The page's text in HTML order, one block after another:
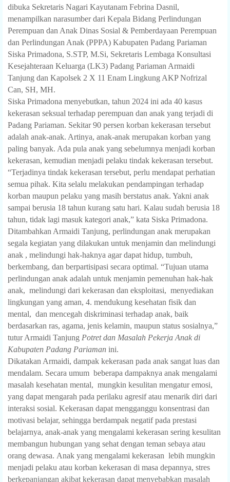
dibuka Sekretaris Nagari Kayutanam Febrina Dasnil,
menampilkan narasumber dari Kepala Bidang Perlindungan
Perempuan dan Anak Dinas Sosial & Pemberdayaan Perempuan
dan Perlindungan Anak (PPPA) Kabupaten Padang Pariaman
Siska Primadona, S.STP, M.Si, Sekretaris Lembaga Konsultasi
Kesejahteraan Keluarga (LK3) Padang Pariaman Armaidi
Tanjung dan Kapolsek 2 X 11 Enam Lingkung AKP Nofrizal
Can, SH, MH.
Siska Primadona menyebutkan, tahun 2024 ini ada 40 kasus
kekerasan seksual terhadap perempuan dan anak yang terjadi di
Padang Pariaman. Sekitar 90 persen korban kekerasan tersebut
adalah anak-anak. Artinya, anak-anak merupakan korban yang
paling banyak. Ada pula anak yang sebelumnya menjadi korban
kekerasan, kemudian menjadi pelaku tindak kekerasan tersebut.
“Terjadinya tindak kekerasan tersebut, perlu mendapat perhatian
semua pihak. Kita selalu melakukan pendampingan terhadap
korban maupun pelaku yang masih berstatus anak. Yakni anak
sampai berusia 18 tahun kurang satu hari. Kalau sudah berusia 18
tahun, tidak lagi masuk kategori anak,” kata Siska Primadona.
Ditambahkan Armaidi Tanjung, perlindungan anak merupakan
segala kegiatan yang dilakukan untuk menjamin dan melindungi
anak , melindungi hak-haknya agar dapat hidup, tumbuh,
berkembang, dan berpartisipasi secara optimal. “Tujuan utama
perlindungan anak adalah untuk menjamin pemenuhan hak-hak
anak, melindungi dari kekerasan dan eksploitasi, menyediakan
lingkungan yang aman, 4. mendukung kesehatan fisik dan
mental, dan mencegah diskriminasi terhadap anak, baik
berdasarkan ras, agama, jenis kelamin, maupun status sosialnya,”
tutur Armaidi Tanjung Potret dan Masalah Pekerja Anak di
Kabupaten Padang Pariaman ini.
Dikatakan Armaidi, dampak kekerasan pada anak sangat luas dan
mendalam. Secara umum beberapa dampaknya anak mengalami
masalah kesehatan mental, mungkin kesulitan mengatur emosi,
yang dapat mengarah pada perilaku agresif atau menarik diri dari
interaksi sosial. Kekerasan dapat mengganggu konsentrasi dan
motivasi belajar, sehingga berdampak negatif pada prestasi
belajarnya, anak-anak yang mengalami kekerasan sering kesulitan
membangun hubungan yang sehat dengan teman sebaya atau
orang dewasa. Anak yang mengalami kekerasan lebih mungkin
menjadi pelaku atau korban kekerasan di masa depannya, stres
berkepanjangan akibat kekerasan dapat menyebabkan masalah